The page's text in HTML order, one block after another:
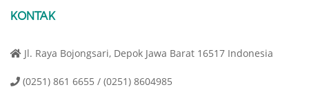
KONTAK
Jl. Raya Bojongsari, Depok Jawa Barat 16517 Indonesia
(0251) 861 6655 / (0251) 8604985